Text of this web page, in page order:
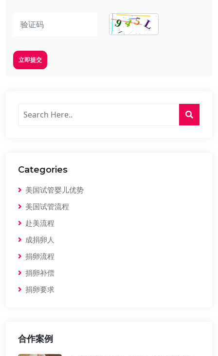
立即提交
Categories
美国试管婴儿优势
美国试管流程
赴美流程
成捐卵人
捐卵流程
捐卵补偿
捐卵要求
合作案例